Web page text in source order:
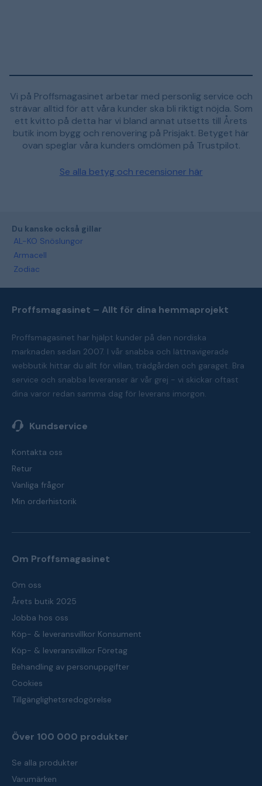
Vi på Proffsmagasinet arbetar med personlig service och
strävar alltid för att våra kunder ska bli riktigt nöjda. Som
ett kvitto på detta har vi bland annat utsetts till Årets
butik inom bygg och renovering på Prisjakt. Betyget här
ovan speglar våra kunders omdömen på Trustpilot.
Se alla betyg och recensioner här
Du kanske också gillar
AL-KO Snöslungor
Armacell
Zodiac
Proffsmagasinet – Allt för dina hemmaprojekt
Proffsmagasinet har hjälpt kunder på den nordiska
marknaden sedan 2007. I vår snabba och lättnavigerade
webbutik hittar du allt för villan, trädgården och garaget. Bra
service och snabba leveranser är vår grej - vi skickar oftast
dina varor redan samma dag för leverans imorgon.
Kundservice
Kontakta oss
Retur
Vanliga frågor
Min orderhistorik
Om Proffsmagasinet
Om oss
Årets butik 2025
Jobba hos oss
Köp- & leveransvillkor Konsument
Köp- & leveransvillkor Företag
Behandling av personuppgifter
Cookies
Tillgänglighetsredogörelse
Över 100 000 produkter
Se alla produkter
Varumärken